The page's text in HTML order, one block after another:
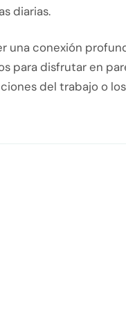
diarias.
una conexión
para disfrutar en
del trabajo o los